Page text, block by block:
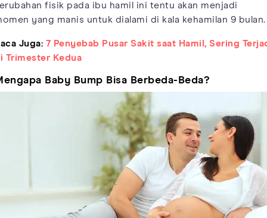
fisik pada ibu hamil ini tentu akan menjadi
yang manis untuk dialami di kala kehamilan 9 bulan.
Juga: 7 Penyebab Pusar Sakit saat Hamil, Sering
Trimester Kedua
Baby Bump Bisa Berbeda-Beda?